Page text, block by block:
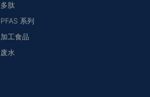
多肽
PFAS 系列
加工食品
废水